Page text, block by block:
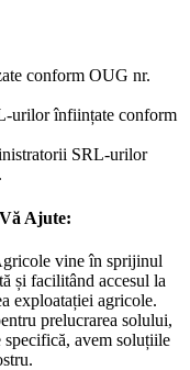
conform OUG nr.
urilor înființate conform
SRL-urilor
Ajute:
vine în sprijinul
și facilitând accesul la
exploatației agricole.
prelucrarea solului,
specifică, avem soluțiile